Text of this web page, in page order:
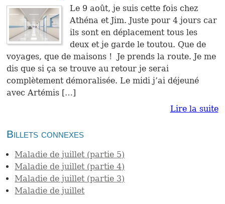
Le 9 août, je suis cette fois chez
Athéna et Jim. Juste pour 4 jours car
ils sont en déplacement tous les
deux et je garde le toutou. Que de
voyages, que de maisons ! Je prends la route. Je me
dis que si ça se trouve au retour je serai
complètement démoralisée. Le midi j’ai déjeuné
avec Artémis […]
Lire la suite
Billets connexes
Maladie de juillet (partie 5)
Maladie de juillet (partie 4)
Maladie de juillet (partie 3)
Maladie de juillet